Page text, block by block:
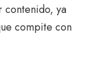
contenido, ya
compite con